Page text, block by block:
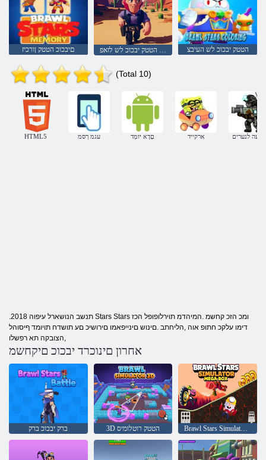
םיבכוכ הטטק ןורכיז הנהמ הטטק יבכוכ לש לזאפ הטטק יבכוכ לש העיבצ
(Total 10)
HTML5 עגמ ךסמ םָדָא יּומְד ארקייד לנערים
.2018 תנשב הנושארל עיפוה Stars Stars ומכ הזכ קחשמ .המיהדמ תוירלופופל הכז
דימו עלקכ חתופ אוה ,הליחתב .םינוש םינייפאמו םירושיכ םע תושדח תויומד ףיסוהל
,הצובקה תא רפשלו
אחרון םינוכרד יבכוכ םיקחשמ
ברק יבכוכ ברק 3D הטטק רוטלומיס Brawl Stars Simulator Mega Box